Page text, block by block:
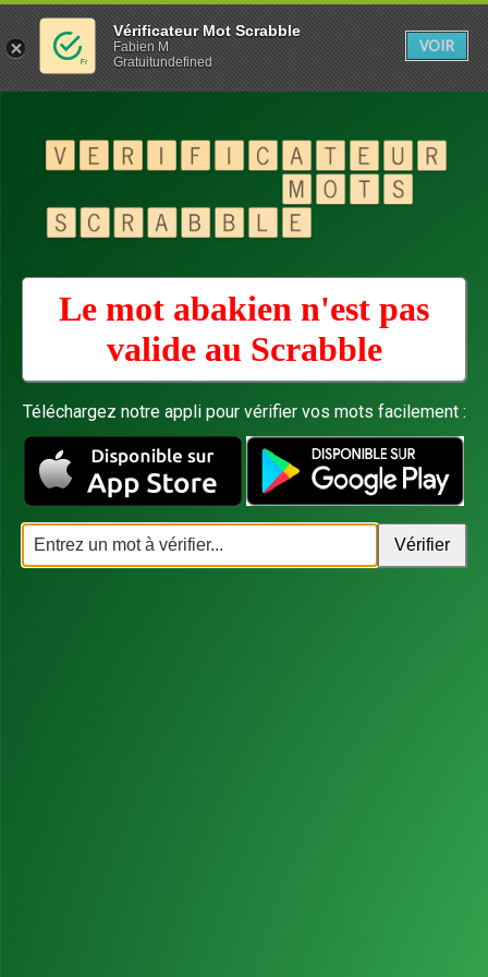
Le mot abakien n'est pas
valide au Scrabble
Téléchargez notre appli pour vérifier vos mots facilement :
Vérificateur Mot Scrabble
Fabien M
Gratuitundefined
VOIR